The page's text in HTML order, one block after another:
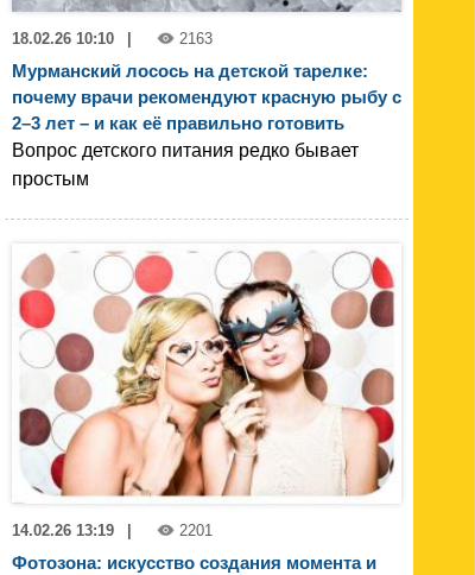
18.02.26 10:10 2163
Мурманский лосось на детской тарелке:
почему врачи рекомендуют красную рыбу с
2–3 лет – и как её правильно готовить
Вопрос детского питания редко бывает
простым
14.02.26 13:19 2201
Фотозона: искусство создания момента и